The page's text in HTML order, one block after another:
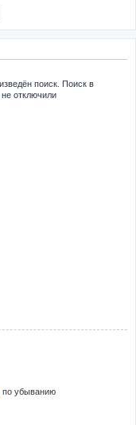
поиск. Поиск в
отключили
по убыванию